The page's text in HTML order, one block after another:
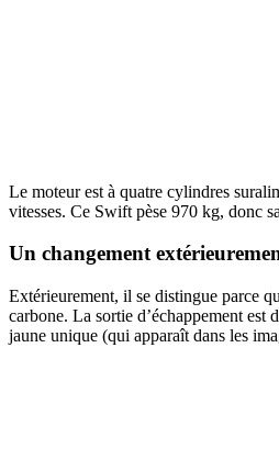
Le moteur est à quatre cylindres
vitesses. Ce Swift pèse 970 kg, donc
Un changement
Extérieurement, il se distingue parce
carbone. La sortie d’échappement
jaune unique (qui apparaît dans les